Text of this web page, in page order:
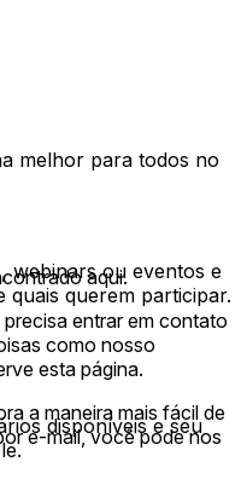
melhor para todos no
webinars ou eventos e
quais querem participar.
disponíveis e seu
aqui.
entrar em contato
como nosso
esta página.
a maneira mais fácil de
e-mail, você pode nos